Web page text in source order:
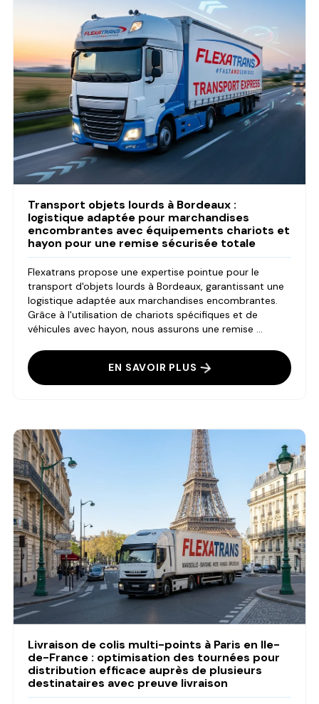
Transport objets lourds à Bordeaux :
logistique adaptée pour marchandises
encombrantes avec équipements chariots et
hayon pour une remise sécurisée totale
Flexatrans propose une expertise pointue pour le
transport d'objets lourds à Bordeaux, garantissant une
logistique adaptée aux marchandises encombrantes.
Grâce à l'utilisation de chariots spécifiques et de
véhicules avec hayon, nous assurons une remise ...
EN SAVOIR PLUS
Livraison de colis multi-points à Paris en Ile-
de-France : optimisation des tournées pour
distribution efficace auprès de plusieurs
destinataires avec preuve livraison